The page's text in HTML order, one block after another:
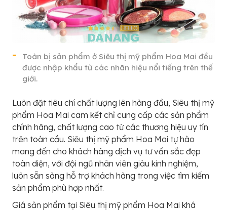
Toàn bị sản phẩm ở Siêu thị mỹ phẩm Hoa Mai đều
được nhập khẩu từ các nhãn hiệu nổi tiếng trên thế
giới.
Luôn đặt tiêu chí chất lượng lên hàng đầu, Siêu thị mỹ
phẩm Hoa Mai cam kết chỉ cung cấp các sản phẩm
chính hãng, chất lượng cao từ các thương hiệu uy tín
trên toàn cầu. Siêu thị mỹ phẩm Hoa Mai tự hào
mang đến cho khách hàng dịch vụ tư vấn sắc đẹp
toàn diện, với đội ngũ nhân viên giàu kinh nghiệm,
luôn sẵn sàng hỗ trợ khách hàng trong việc tìm kiếm
sản phẩm phù hợp nhất.
Giá sản phẩm tại Siêu thị mỹ phẩm Hoa Mai khá